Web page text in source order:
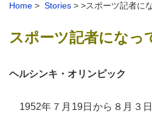
Home > Stories > >スポーツ記者に
スポーツ記者になっ
ヘルシンキ・オリンピック
1952年７月19日から８月３